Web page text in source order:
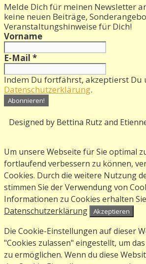
Melde Dich für meinen Newsletter
keine neuen Beiträge,
Veranstaltungshinweise für Dich!
Vorname
E-Mail *
Indem Du fortfährst, akzeptierst Du
Datenschutzerklärung.
Designed by Bettina Rutz and
Um unsere Webseite für Sie optimal
fortlaufend verbessern zu können,
Cookies. Durch die weitere Nutzung
stimmen Sie der Verwendung von
Informationen zu Cookies erhalten
Datenschutzerklärung
Akzeptieren
Die Cookie-Einstellungen auf dieser
"Cookies zulassen" eingestellt, um
zu ermöglichen. Wenn du diese